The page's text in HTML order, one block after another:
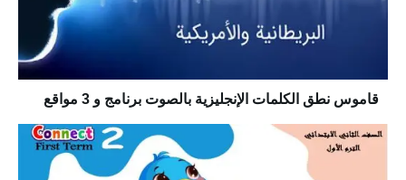
قاموس نطق الكلمات الإنجليزية بالصوت برنامج و 3 مواقع